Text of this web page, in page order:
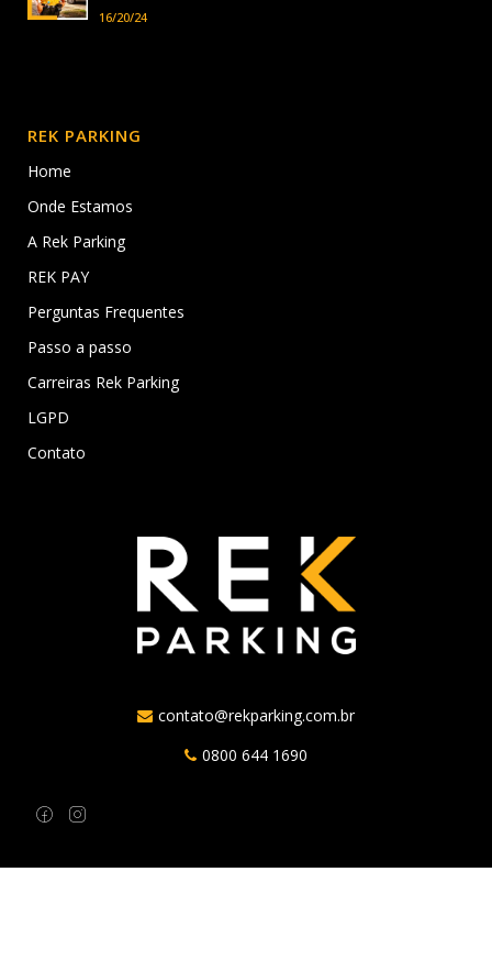
16/20/24
REK PARKING
Home
Onde Estamos
A Rek Parking
REK PAY
Perguntas Frequentes
Passo a passo
Carreiras Rek Parking
LGPD
Contato
contato@rekparking.com.br
0800 644 1690